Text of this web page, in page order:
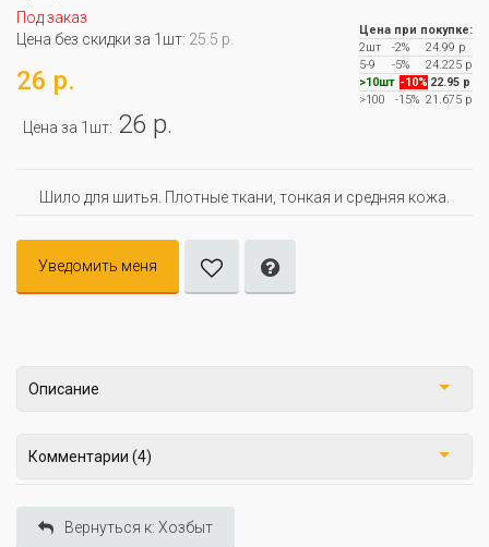
Под заказ
Цена без скидки за 1шт: 25.5 р.
26 р.
Цена за 1шт: 26 р.
Цена при покупке:
2шт
-2%
24.99 р
5-9
-5%
24.225 р
>10шт -10% 22.95 р
>100
-15% 21.675 р
Шило для шитья. Плотные ткани, тонкая и средняя кожа.
Уведомить меня
Описание
Комментарии (4)
Вернуться к: Хозбыт